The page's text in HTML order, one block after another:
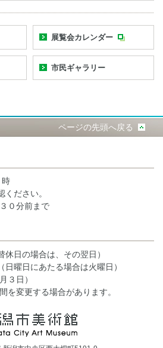
展覧会カレンダー
市民ギャラリー
ページの先頭へ戻る
時
ください。
０分前まで
日の場合は、その翌日）
曜日にあたる場合は火曜日）
３日）
を変更する場合があります。